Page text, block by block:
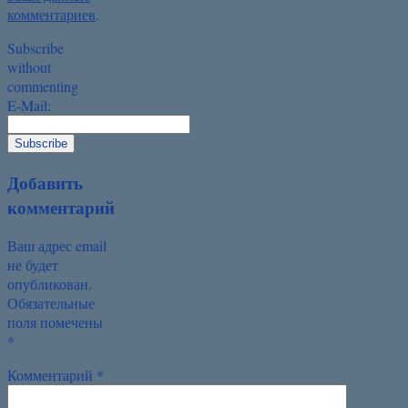
комментариев.
Subscribe
without
commenting
E-Mail:
Добавить
комментарий
Ваш адрес email
не будет
опубликован.
Обязательные
поля помечены
*
Комментарий *